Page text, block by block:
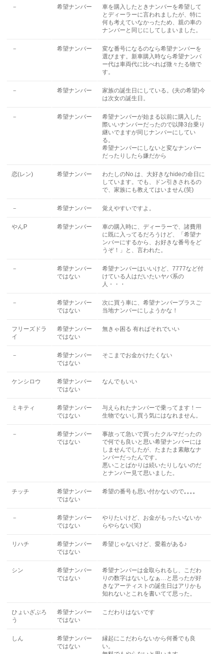
－ 希望ナンバー
車を購入したときナンバーを希望して
とディーラーに言われましたが、特に
何も考えていなかったため、親の車の
ナンバーと同じにしてしまいました。
－ 希望ナンバー
変な番号になるのなら希望ナンバーを
選びます。新車購入時なら希望ナンバ
ー代は車両代に比べれば微々たる物で
す。
－ 希望ナンバー
家族の誕生日にしている。(夫の希望)今
は次女の誕生日。
－ 希望ナンバー
希望ナンバーが始まる以前に購入した
際いいナンバーだったので以降3台乗り
継いでますが同じナンバーにしてい
る。
希望ナンバーにしないと変なナンバー
だったりしたら嫌だから
恋(レン) 希望ナンバー
わたしのNo.は、大好きなhideの命日に
しています。でも、ドン引きされるの
で、家族にも教えてはいません(笑)
－ 希望ナンバー 覚えやすいですよ。
やんP 希望ナンバー
車の購入時に、ディーラーで、諸費用
に既に入ってるだろうけど、「希望ナ
ンバーにするから、お好きな番号をど
うぞ！」と、言われた。
－
希望ナンバー
ではない
希望ナンバーはいいけど、7777など付
けている人はだいたいヤバ系の
人・・・
－
希望ナンバー
ではない
次に買う車に、希望ナンバープラスご
当地ナンバーにしようかな！
フリーズドラ
イ
希望ナンバー
ではない
無きゃ困る 有ればそれでいい
－
希望ナンバー
ではない
そこまでお金かけたくない
ケンシロウ
希望ナンバー
ではない
なんでもいい
ミキティ
希望ナンバー
ではない
与えられたナンバーで乗ってます！一
生物でないし買う気にはなれません。
－
希望ナンバー
ではない
事故って急いで買ったクルマだったの
で何でも良いと思い希望ナンバーには
しませんでしたが、たまたま素敵なナ
ンバーだったんです。
悪いことばかりは続いたりしないのだ
とナンバー見て思いました。
チッチ
希望ナンバー
ではない
希望の番号も思い付かないので｡｡｡｡
－
希望ナンバー
ではない
やりたいけど、お金がもったいないか
らやらない(笑)
リハチ
希望ナンバー
ではない
希望じゃないけど、愛着がある♪
シン
希望ナンバー
ではない
希望ナンバーは金取られるし、こだわ
りの数字はないしなぁ…と思ったが好
きなアーティストの誕生日はアリかも
知れないとこれを書いてて思った。
ひょいざぶろ
う
希望ナンバー
ではない
こだわりはないです
しん
希望ナンバー
ではない
縁起にこだわらないから何番でも良
い。